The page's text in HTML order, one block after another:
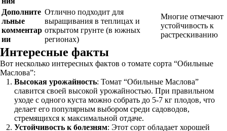
Дополните
льные
комментар
ии
Отлично подходит для
выращивания в теплицах и
открытом грунте (в южных
регионах)
Многие отмечают
устойчивость к
растрескиванию
Интересные факты
Вот несколько интересных фактов о томате сорта “Обильные
Маслова”:
Высокая урожайность: Томат “Обильные Маслова”
славится своей высокой урожайностью. При правильном
уходе с одного куста можно собрать до 5-7 кг плодов, что
делает его популярным выбором среди садоводов,
стремящихся к максимальной отдаче.
Устойчивость к болезням: Этот сорт обладает хорошей